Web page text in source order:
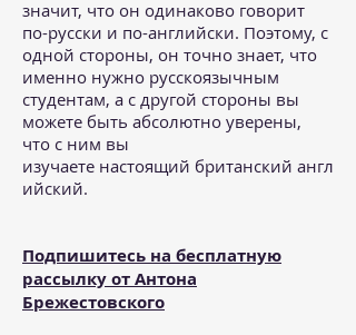
значит, что он одинаково говорит
по-русски и по-английски. Поэтому, с
одной стороны, он точно знает, что
именно нужно русскоязычным
студентам, а с другой стороны вы
можете быть абсолютно уверены,
что с ним вы
изучаете настоящий британский англ
ийский.
Подпишитесь на бесплатную
рассылку от Антона
Брежестовского